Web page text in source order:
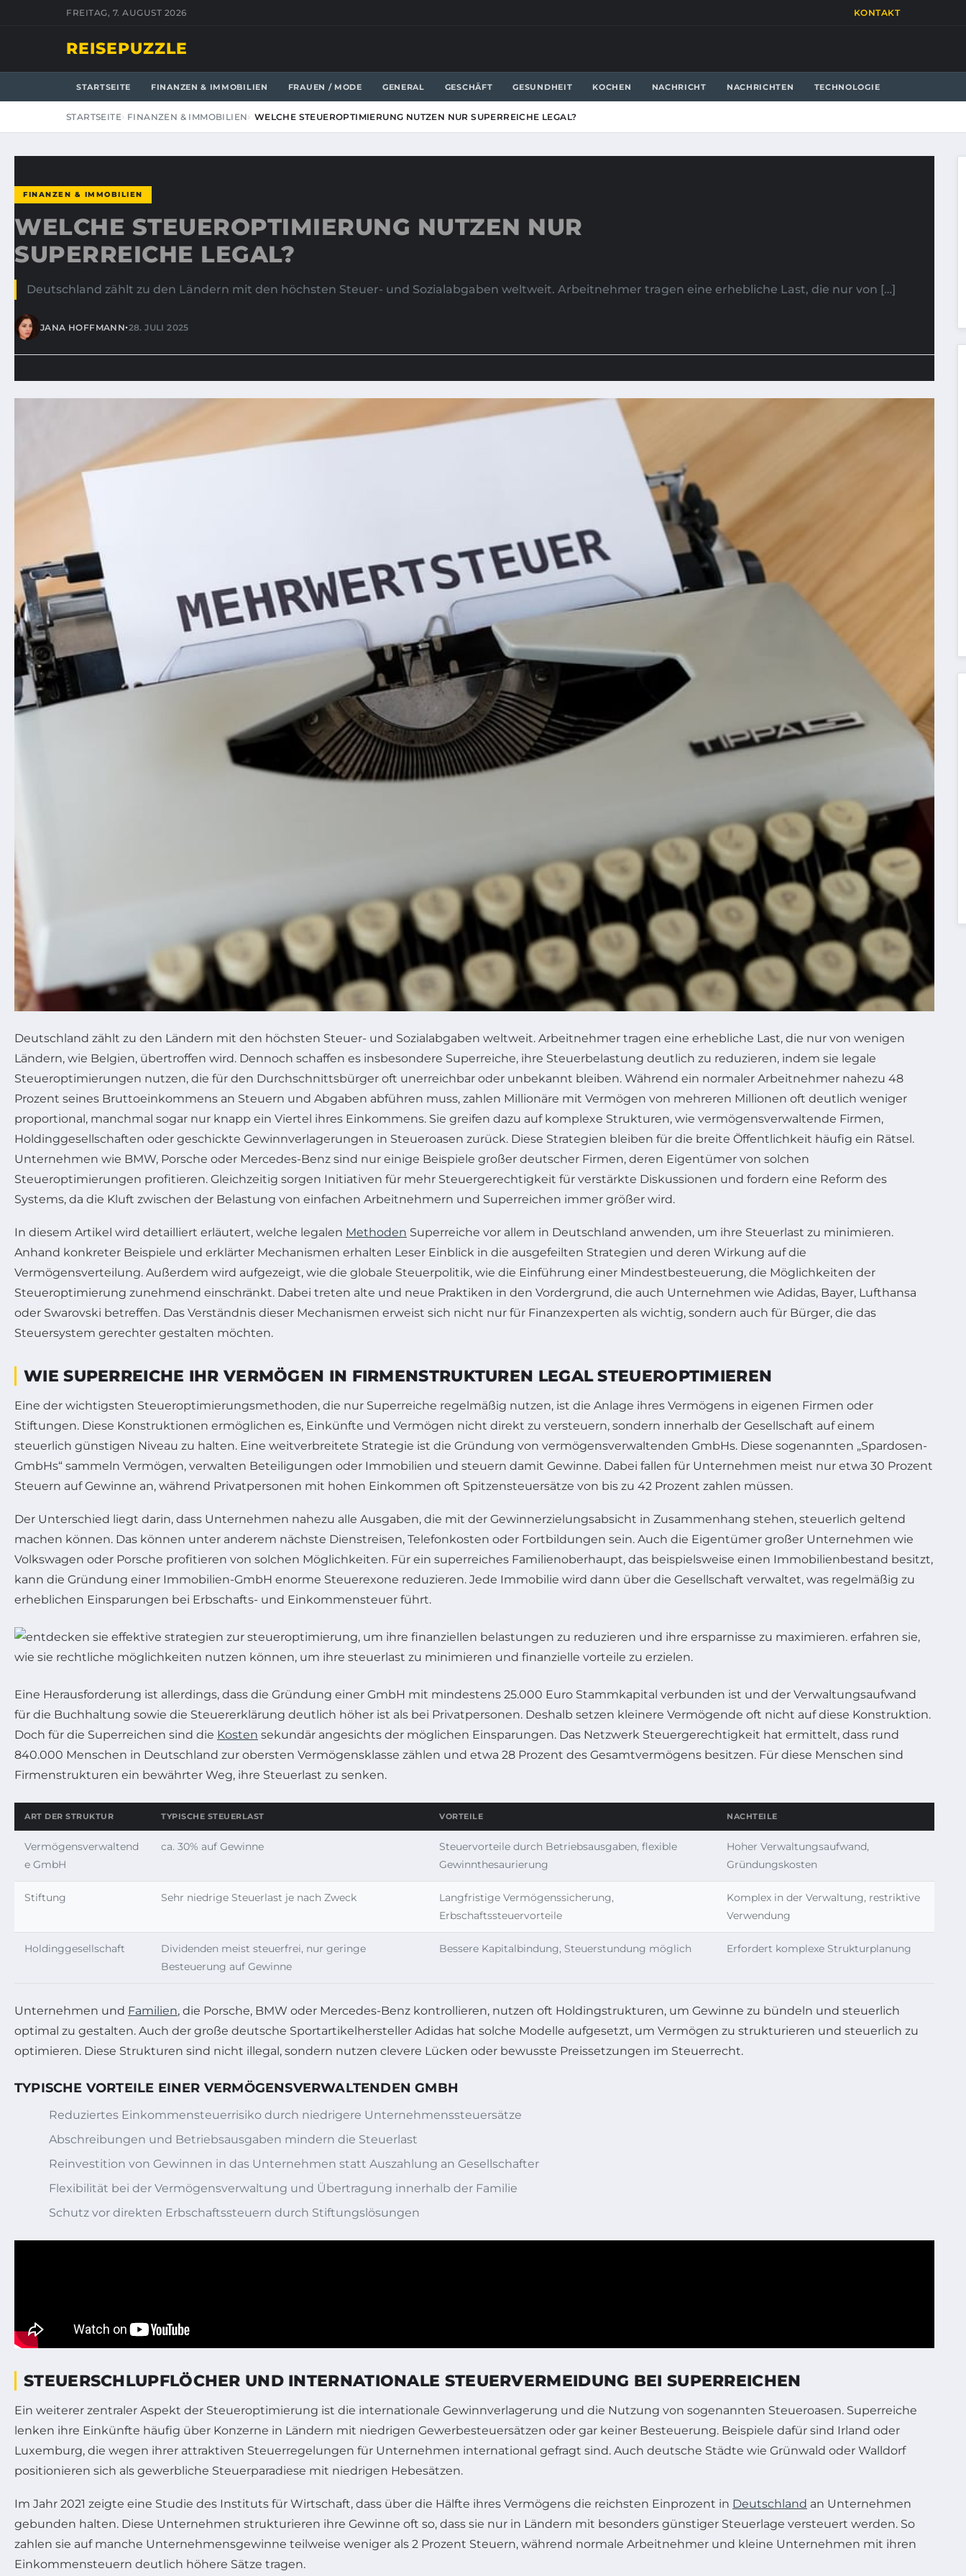
FREITAG, 7. AUGUST 2026 KONTAKT
REISEPUZZLE
STARTSEITE FINANZEN & IMMOBILIEN FRAUEN / MODE GENERAL GESCHÄFT GESUNDHEIT KOCHEN NACHRICHT NACHRICHTEN TECHNOLOGIE
STARTSEITE FINANZEN & IMMOBILIEN WELCHE STEUEROPTIMIERUNG NUTZEN NUR SUPERREICHE LEGAL?
FINANZEN & IMMOBILIEN
WELCHE STEUEROPTIMIERUNG NUTZEN NUR
SUPERREICHE LEGAL?
Deutschland zählt zu den Ländern mit den höchsten Steuer- und Sozialabgaben weltweit. Arbeitnehmer tragen eine erhebliche Last, die nur von […]
JANA HOFFMANN•28. JULI 2025
Deutschland zählt zu den Ländern mit den höchsten Steuer- und Sozialabgaben weltweit. Arbeitnehmer tragen eine erhebliche Last, die nur von wenigen
Ländern, wie Belgien, übertroffen wird. Dennoch schaffen es insbesondere Superreiche, ihre Steuerbelastung deutlich zu reduzieren, indem sie legale
Steueroptimierungen nutzen, die für den Durchschnittsbürger oft unerreichbar oder unbekannt bleiben. Während ein normaler Arbeitnehmer nahezu 48
Prozent seines Bruttoeinkommens an Steuern und Abgaben abführen muss, zahlen Millionäre mit Vermögen von mehreren Millionen oft deutlich weniger
proportional, manchmal sogar nur knapp ein Viertel ihres Einkommens. Sie greifen dazu auf komplexe Strukturen, wie vermögensverwaltende Firmen,
Holdinggesellschaften oder geschickte Gewinnverlagerungen in Steueroasen zurück. Diese Strategien bleiben für die breite Öffentlichkeit häufig ein Rätsel.
Unternehmen wie BMW, Porsche oder Mercedes-Benz sind nur einige Beispiele großer deutscher Firmen, deren Eigentümer von solchen
Steueroptimierungen profitieren. Gleichzeitig sorgen Initiativen für mehr Steuergerechtigkeit für verstärkte Diskussionen und fordern eine Reform des
Systems, da die Kluft zwischen der Belastung von einfachen Arbeitnehmern und Superreichen immer größer wird.
In diesem Artikel wird detailliert erläutert, welche legalen Methoden Superreiche vor allem in Deutschland anwenden, um ihre Steuerlast zu minimieren.
Anhand konkreter Beispiele und erklärter Mechanismen erhalten Leser Einblick in die ausgefeilten Strategien und deren Wirkung auf die
Vermögensverteilung. Außerdem wird aufgezeigt, wie die globale Steuerpolitik, wie die Einführung einer Mindestbesteuerung, die Möglichkeiten der
Steueroptimierung zunehmend einschränkt. Dabei treten alte und neue Praktiken in den Vordergrund, die auch Unternehmen wie Adidas, Bayer, Lufthansa
oder Swarovski betreffen. Das Verständnis dieser Mechanismen erweist sich nicht nur für Finanzexperten als wichtig, sondern auch für Bürger, die das
Steuersystem gerechter gestalten möchten.
WIE SUPERREICHE IHR VERMÖGEN IN FIRMENSTRUKTUREN LEGAL STEUEROPTIMIEREN
Eine der wichtigsten Steueroptimierungsmethoden, die nur Superreiche regelmäßig nutzen, ist die Anlage ihres Vermögens in eigenen Firmen oder
Stiftungen. Diese Konstruktionen ermöglichen es, Einkünfte und Vermögen nicht direkt zu versteuern, sondern innerhalb der Gesellschaft auf einem
steuerlich günstigen Niveau zu halten. Eine weitverbreitete Strategie ist die Gründung von vermögensverwaltenden GmbHs. Diese sogenannten „Spardosen-
GmbHs“ sammeln Vermögen, verwalten Beteiligungen oder Immobilien und steuern damit Gewinne. Dabei fallen für Unternehmen meist nur etwa 30 Prozent
Steuern auf Gewinne an, während Privatpersonen mit hohen Einkommen oft Spitzensteuersätze von bis zu 42 Prozent zahlen müssen.
Der Unterschied liegt darin, dass Unternehmen nahezu alle Ausgaben, die mit der Gewinnerzielungsabsicht in Zusammenhang stehen, steuerlich geltend
machen können. Das können unter anderem nächste Dienstreisen, Telefonkosten oder Fortbildungen sein. Auch die Eigentümer großer Unternehmen wie
Volkswagen oder Porsche profitieren von solchen Möglichkeiten. Für ein superreiches Familienoberhaupt, das beispielsweise einen Immobilienbestand besitzt,
kann die Gründung einer Immobilien-GmbH enorme Steuerexone reduzieren. Jede Immobilie wird dann über die Gesellschaft verwaltet, was regelmäßig zu
erheblichen Einsparungen bei Erbschafts- und Einkommensteuer führt.
Eine Herausforderung ist allerdings, dass die Gründung einer GmbH mit mindestens 25.000 Euro Stammkapital verbunden ist und der Verwaltungsaufwand
für die Buchhaltung sowie die Steuererklärung deutlich höher ist als bei Privatpersonen. Deshalb setzen kleinere Vermögende oft nicht auf diese Konstruktion.
Doch für die Superreichen sind die Kosten sekundär angesichts der möglichen Einsparungen. Das Netzwerk Steuergerechtigkeit hat ermittelt, dass rund
840.000 Menschen in Deutschland zur obersten Vermögensklasse zählen und etwa 28 Prozent des Gesamtvermögens besitzen. Für diese Menschen sind
Firmenstrukturen ein bewährter Weg, ihre Steuerlast zu senken.
ART DER STRUKTUR TYPISCHE STEUERLAST VORTEILE NACHTEILE
Vermögensverwaltend
e GmbH
ca. 30% auf Gewinne
Steuervorteile durch Betriebsausgaben, flexible
Gewinnthesaurierung
Hoher Verwaltungsaufwand,
Gründungskosten
Stiftung Sehr niedrige Steuerlast je nach Zweck
Langfristige Vermögenssicherung,
Erbschaftssteuervorteile
Komplex in der Verwaltung, restriktive
Verwendung
Holdinggesellschaft
Dividenden meist steuerfrei, nur geringe
Besteuerung auf Gewinne
Bessere Kapitalbindung, Steuerstundung möglich Erfordert komplexe Strukturplanung
Unternehmen und Familien, die Porsche, BMW oder Mercedes-Benz kontrollieren, nutzen oft Holdingstrukturen, um Gewinne zu bündeln und steuerlich
optimal zu gestalten. Auch der große deutsche Sportartikelhersteller Adidas hat solche Modelle aufgesetzt, um Vermögen zu strukturieren und steuerlich zu
optimieren. Diese Strukturen sind nicht illegal, sondern nutzen clevere Lücken oder bewusste Preissetzungen im Steuerrecht.
TYPISCHE VORTEILE EINER VERMÖGENSVERWALTENDEN GMBH
Reduziertes Einkommensteuerrisiko durch niedrigere Unternehmenssteuersätze
Abschreibungen und Betriebsausgaben mindern die Steuerlast
Reinvestition von Gewinnen in das Unternehmen statt Auszahlung an Gesellschafter
Flexibilität bei der Vermögensverwaltung und Übertragung innerhalb der Familie
Schutz vor direkten Erbschaftssteuern durch Stiftungslösungen
STEUERSCHLUPFLÖCHER UND INTERNATIONALE STEUERVERMEIDUNG BEI SUPERREICHEN
Ein weiterer zentraler Aspekt der Steueroptimierung ist die internationale Gewinnverlagerung und die Nutzung von sogenannten Steueroasen. Superreiche
lenken ihre Einkünfte häufig über Konzerne in Ländern mit niedrigen Gewerbesteuersätzen oder gar keiner Besteuerung. Beispiele dafür sind Irland oder
Luxemburg, die wegen ihrer attraktiven Steuerregelungen für Unternehmen international gefragt sind. Auch deutsche Städte wie Grünwald oder Walldorf
positionieren sich als gewerbliche Steuerparadiese mit niedrigen Hebesätzen.
Im Jahr 2021 zeigte eine Studie des Instituts für Wirtschaft, dass über die Hälfte ihres Vermögens die reichsten Einprozent in Deutschland an Unternehmen
gebunden halten. Diese Unternehmen strukturieren ihre Gewinne oft so, dass sie nur in Ländern mit besonders günstiger Steuerlage versteuert werden. So
zahlen sie auf manche Unternehmensgewinne teilweise weniger als 2 Prozent Steuern, während normale Arbeitnehmer und kleine Unternehmen mit ihren
Einkommensteuern deutlich höhere Sätze tragen.